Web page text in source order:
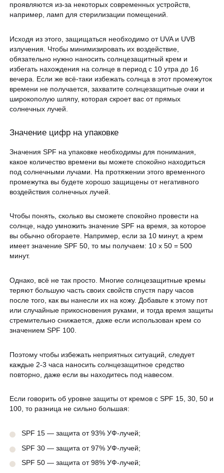
проявляются из-за некоторых современных устройств,
например, ламп для стерилизации помещений.
Исходя из этого, защищаться необходимо от UVA и UVB
излучения. Чтобы минимизировать их воздействие,
обязательно нужно наносить солнцезащитный крем и
избегать нахождения на солнце в период с 10 утра до 16
вечера. Если же всё-таки избежать солнца в этот промежуток
времени не получается, захватите солнцезащитные очки и
широкополую шляпу, которая скроет вас от прямых
солнечных лучей.
Значение цифр на упаковке
Значения SPF на упаковке необходимы для понимания,
какое количество времени вы можете спокойно находиться
под солнечными лучами. На протяжении этого временного
промежутка вы будете хорошо защищены от негативного
воздействия солнечных лучей.
Чтобы понять, сколько вы сможете спокойно провести на
солнце, надо умножить значение SPF на время, за которое
вы обычно обгораете. Например, если за 10 минут, а крем
имеет значение SPF 50, то мы получаем: 10 х 50 = 500
минут.
Однако, всё не так просто. Многие солнцезащитные кремы
теряют большую часть своих свойств спустя пару часов
после того, как вы нанесли их на кожу. Добавьте к этому пот
или случайные прикосновения руками, и тогда время защиты
стремительно снижается, даже если использован крем со
значением SPF 100.
Поэтому чтобы избежать неприятных ситуаций, следует
каждые 2-3 часа наносить солнцезащитное средство
повторно, даже если вы находитесь под навесом.
Если говорить об уровне защиты от кремов с SPF 15, 30, 50 и
100, то разница не сильно большая:
SPF 15 — защита от 93% УФ-лучей;
SPF 30 — защита от 97% УФ-лучей;
SPF 50 — защита от 98% УФ-лучей;